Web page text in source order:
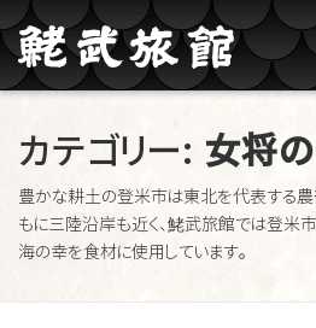
コンテンツへスキップ
鮱武旅館のご紹介 牛
ブログ記事一覧 お問
カテゴリー: 女将
豊かな耕土の登米市は東北を代表する
もに三陸沿岸も近く、鮱武旅館では登米
海の幸を食材に使用しています。